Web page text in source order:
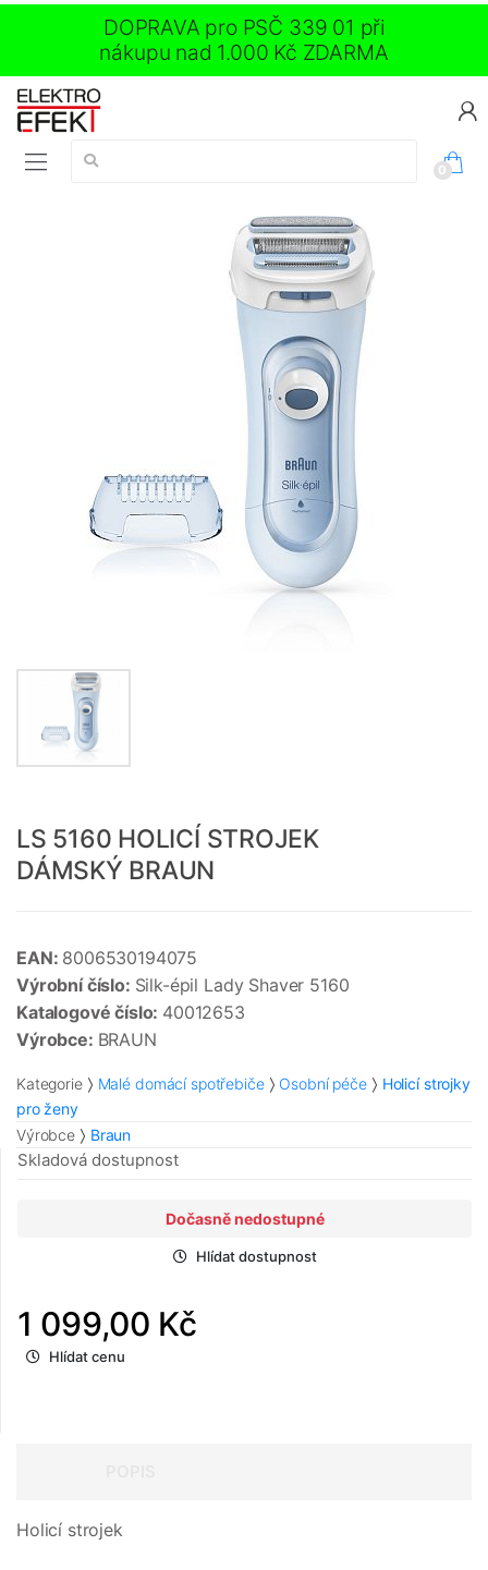
DOPRAVA pro PSČ 339 01 při
nákupu nad 1.000 Kč ZDARMA
Vyhledávání:
0
LS 5160 HOLICÍ STROJEK
DÁMSKÝ BRAUN
EAN: 8006530194075
Výrobní číslo: Silk-épil Lady Shaver 5160
Katalogové číslo: 40012653
Výrobce: BRAUN
Kategorie Malé domácí spotřebiče Osobní péče
Holicí strojky
pro ženy
Výrobce
Braun
Skladová dostupnost
Dočasně nedostupné
Hlídat dostupnost
1 099,00 Kč
Hlídat cenu
Holicí strojek